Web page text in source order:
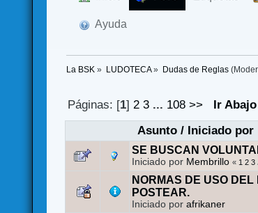
Ayuda
La BSK » LUDOTECA» Dudas de Reglas
Páginas: [1] 2 3 ... 108 >>
Ir Abajo
Asunto/ Iniciado por
SE BUSCAN
Iniciado por Membrillo « 1 2 3
NORMAS DE USO
POSTEAR.
Iniciado porafrikaner